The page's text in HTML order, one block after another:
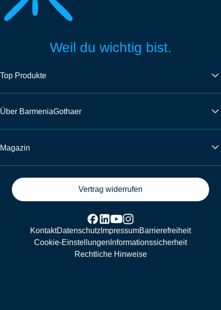
Weil du wichtig bist.
Top Produkte
Über BarmeniaGothaer
Magazin
Vertrag widerrufen
KontaktDatenschutz ImpressumBarrierefreiheit
Cookie-Einstellungen Informationssicherheit
Rechtliche Hinweise